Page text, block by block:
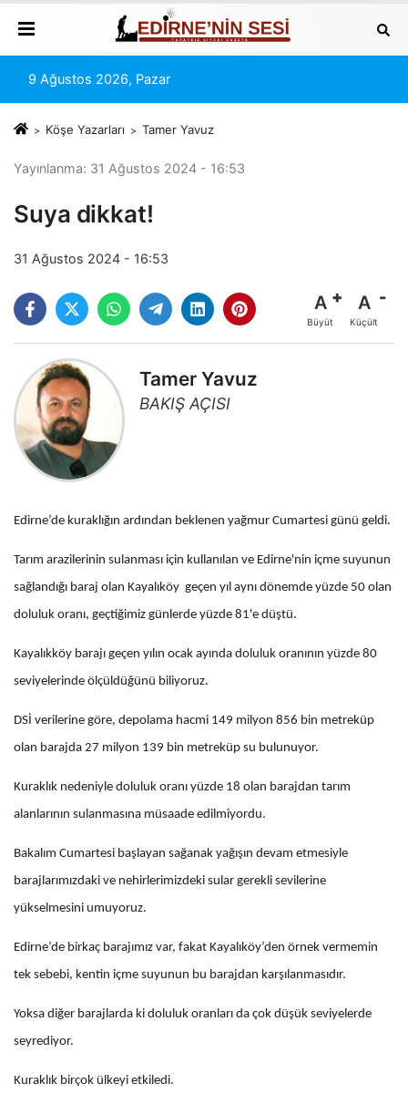
9 Ağustos 2026, Pazar
Köşe Yazarları Tamer Yavuz
Yayınlanma: 31 Ağustos 2024 - 16:53
Suya dikkat!
31 Ağustos 2024 - 16:53
A
Büyüt
A
Küçült
Tamer Yavuz
BAKIŞ AÇISI
Edirne’de kuraklığın ardından beklenen yağmur Cumartesi günü geldi.
Tarım arazilerinin sulanması için kullanılan ve Edirne'nin içme suyunun
sağlandığı baraj olan Kayalıköy geçen yıl aynı dönemde yüzde 50 olan
doluluk oranı, geçtiğimiz günlerde yüzde 81'e düştü.
Kayalıkköy barajı geçen yılın ocak ayında doluluk oranının yüzde 80
seviyelerinde ölçüldüğünü biliyoruz.
DSİ verilerine göre, depolama hacmi 149 milyon 856 bin metreküp
olan barajda 27 milyon 139 bin metreküp su bulunuyor.
Kuraklık nedeniyle doluluk oranı yüzde 18 olan barajdan tarım
alanlarının sulanmasına müsaade edilmiyordu.
Bakalım Cumartesi başlayan sağanak yağışın devam etmesiyle
barajlarımızdaki ve nehirlerimizdeki sular gerekli sevilerine
yükselmesini umuyoruz.
Edirne’de birkaç barajımız var, fakat Kayalıköy’den örnek vermemin
tek sebebi, kentin içme suyunun bu barajdan karşılanmasıdır.
Yoksa diğer barajlarda ki doluluk oranları da çok düşük seviyelerde
seyrediyor.
Kuraklık birçok ülkeyi etkiledi.